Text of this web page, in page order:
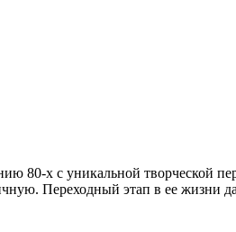
80-х с уникальной творческой
Переходный этап в ее жизни